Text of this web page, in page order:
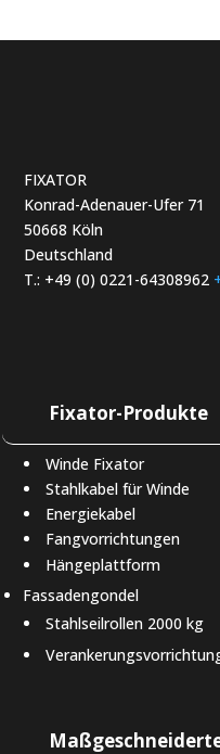
FIXATOR
Konrad-Adenauer-Ufer 71
50668 Köln
Deutschland
T.: +49 (0) 0221-64308962
Fixator-Produkte
Winde Fixator
Stahlkabel für Winde
Energiekabel
Fangvorrichtungen
Hängeplattform
Fassadengondel
Stahlseilrollen 2000 kg